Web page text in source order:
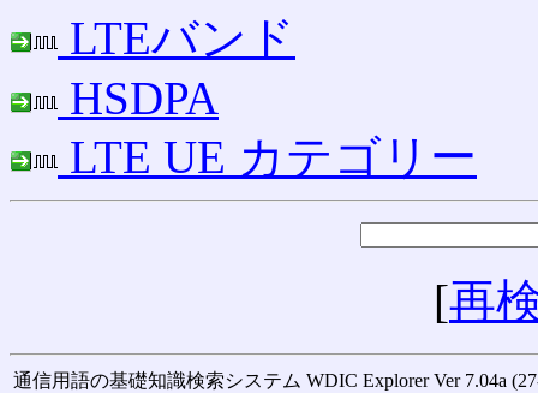
LTEバンド
HSDPA
LTE UE カテゴリー
[再
通信用語の基礎知識検索システム WDIC Explorer Ver 7.04a